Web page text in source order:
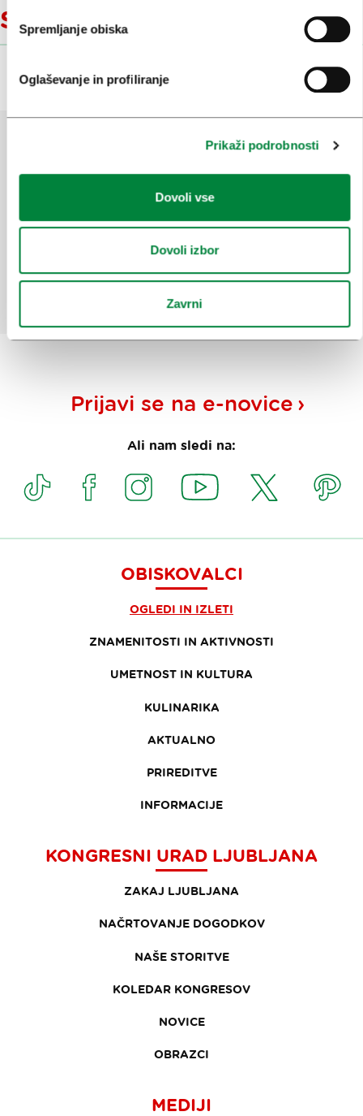
Spremljanje obiska
Oglaševanje in profiliranje
Prikaži podrobnosti
Dovoli vse
Dovoli izbor
Zavrni
Sorodne vsebine
Pomagajte nam izboljšati spletno
Ste našli informacije, ki ste jih iskali?
Da Ne
Prijavi se na e-novice
Ali nam sledi na:
OBISKOVALCI
OGLEDI IN IZLETI
ZNAMENITOSTI IN AKTIVNOSTI
UMETNOST IN KULTURA
KULINARIKA
AKTUALNO
PRIREDITVE
INFORMACIJE
KONGRESNI URAD LJUBLJANA
ZAKAJ LJUBLJANA
NAČRTOVANJE DOGODKOV
NAŠE STORITVE
KOLEDAR KONGRESOV
NOVICE
OBRAZCI
MEDIJI